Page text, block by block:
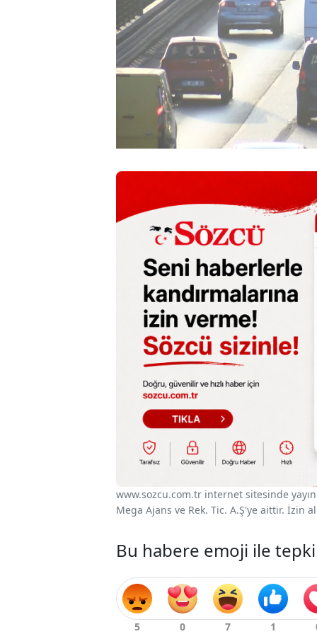
www.sozcu.com.tr internet sitesinde
Mega Ajans ve Rek. Tic. A.Ş'ye aittir. İzin
Bu habere emoji ile